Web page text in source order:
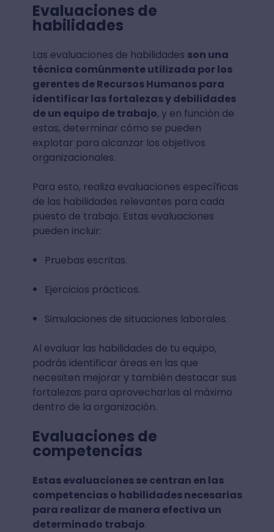
Evaluaciones de
habilidades
Las evaluaciones de habilidades son una
técnica comúnmente utilizada por los
gerentes de Recursos Humanos para
identificar las fortalezas y debilidades
de un equipo de trabajo, y en función de
estas, determinar cómo se pueden
explotar para alcanzar los objetivos
organizacionales.
Para esto, realiza evaluaciones específicas
de las habilidades relevantes para cada
puesto de trabajo. Estas evaluaciones
pueden incluir:
Pruebas escritas.
Ejercicios prácticos.
Simulaciones de situaciones laborales.
Al evaluar las habilidades de tu equipo,
podrás identificar áreas en las que
necesiten mejorar y también destacar sus
fortalezas para aprovecharlas al máximo
dentro de la organización.
Evaluaciones de
competencias
Estas evaluaciones se centran en las
competencias o habilidades necesarias
para realizar de manera efectiva un
determinado trabajo.